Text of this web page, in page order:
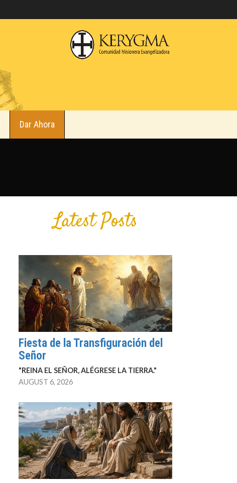
Dar Ahora
Latest Posts
Fiesta de la Transfiguración del
Señor
"REINA EL SEÑOR, ALÉGRESE LA TIERRA."
AUGUST 6, 2026